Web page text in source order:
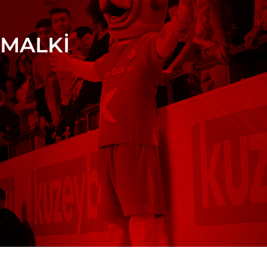
MALKİ